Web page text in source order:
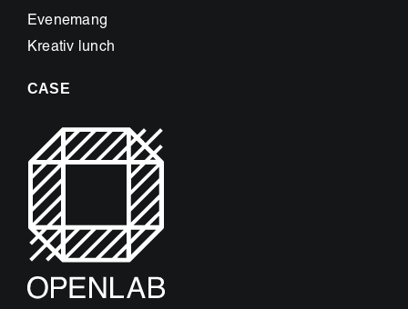
Evenemang
Kreativ lunch
CASE